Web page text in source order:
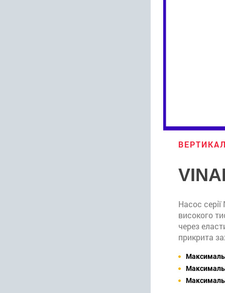
Насос
високого
через
прикрита